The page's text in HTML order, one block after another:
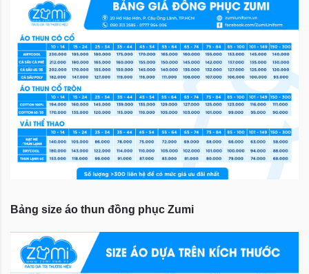
Bảng size áo thun đồng phục Zumi